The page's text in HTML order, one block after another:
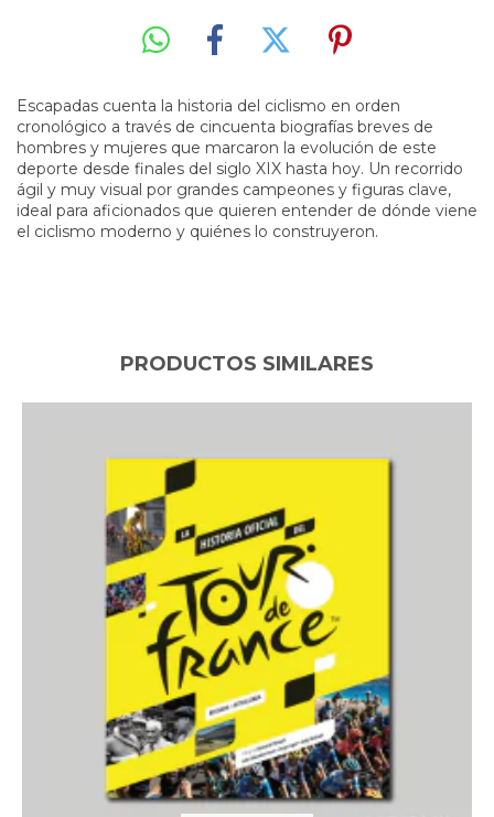
Escapadas cuenta la historia del ciclismo en orden
cronológico a través de cincuenta biografías breves de
hombres y mujeres que marcaron la evolución de este
deporte desde finales del siglo XIX hasta hoy. Un recorrido
ágil y muy visual por grandes campeones y figuras clave,
ideal para aficionados que quieren entender de dónde viene
el ciclismo moderno y quiénes lo construyeron.
PRODUCTOS SIMILARES